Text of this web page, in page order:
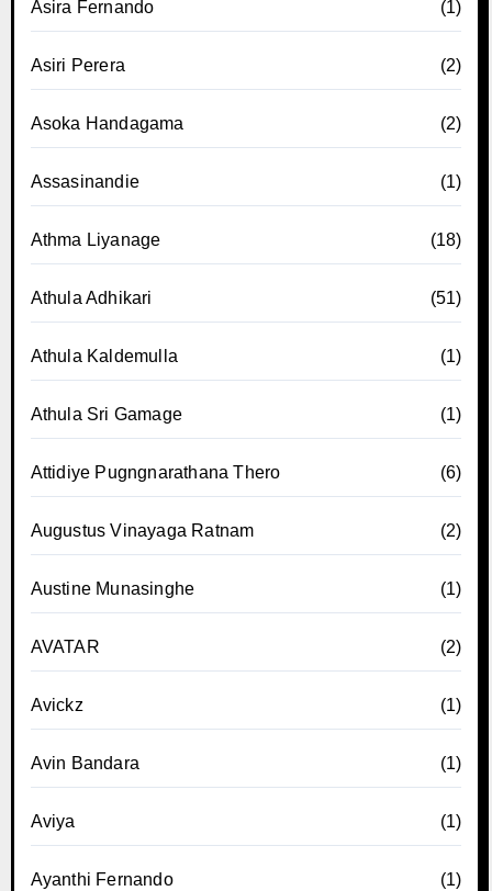
Asira Fernando (1)
Asiri Perera (2)
Asoka Handagama (2)
Assasinandie (1)
Athma Liyanage (18)
Athula Adhikari (51)
Athula Kaldemulla (1)
Athula Sri Gamage (1)
Attidiye Pugngnarathana Thero (6)
Augustus Vinayaga Ratnam (2)
Austine Munasinghe (1)
AVATAR (2)
Avickz (1)
Avin Bandara (1)
Aviya (1)
Ayanthi Fernando (1)